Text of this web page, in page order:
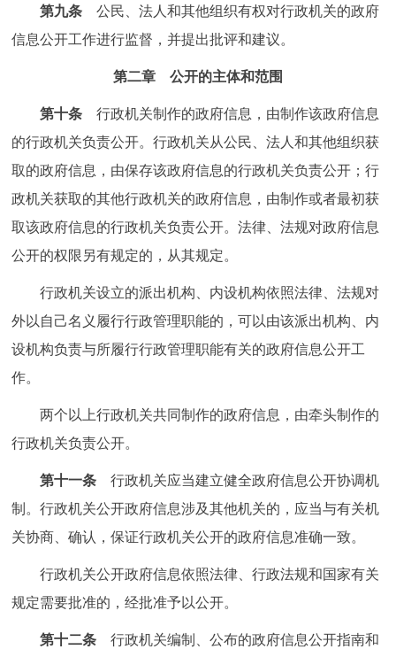
第九条 公民、法人和其他组织有权对行政机关的政府
信息公开工作进行监督，并提出批评和建议。
第二章 公开的主体和范围
第十条 行政机关制作的政府信息，由制作该政府信息
的行政机关负责公开。行政机关从公民、法人和其他组织获
取的政府信息，由保存该政府信息的行政机关负责公开；行
政机关获取的其他行政机关的政府信息，由制作或者最初获
取该政府信息的行政机关负责公开。法律、法规对政府信息
公开的权限另有规定的，从其规定。
行政机关设立的派出机构、内设机构依照法律、法规对
外以自己名义履行行政管理职能的，可以由该派出机构、内
设机构负责与所履行行政管理职能有关的政府信息公开工
作。
两个以上行政机关共同制作的政府信息，由牵头制作的
行政机关负责公开。
第十一条 行政机关应当建立健全政府信息公开协调机
制。行政机关公开政府信息涉及其他机关的，应当与有关机
关协商、确认，保证行政机关公开的政府信息准确一致。
行政机关公开政府信息依照法律、行政法规和国家有关
规定需要批准的，经批准予以公开。
第十二条 行政机关编制、公布的政府信息公开指南和